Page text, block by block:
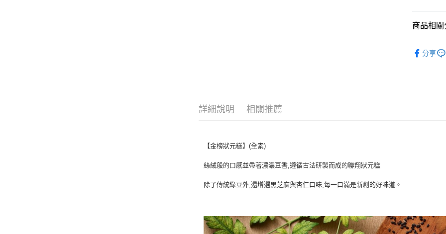
宅配
商品相關
分享
詳細說明 相關推薦
【金榜狀元糕】(全素)
絲絨般的口感並帶著濃濃豆香,遵循古法研製而成的聯翔狀元糕
除了傳統綠豆外,還增選黑芝麻與杏仁口味,每一口滿是新創的好味道。